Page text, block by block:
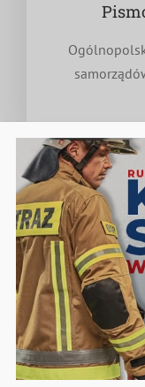
w zakresie